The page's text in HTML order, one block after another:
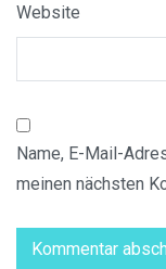
Website
Name, E-Mail-
meinen nächsten